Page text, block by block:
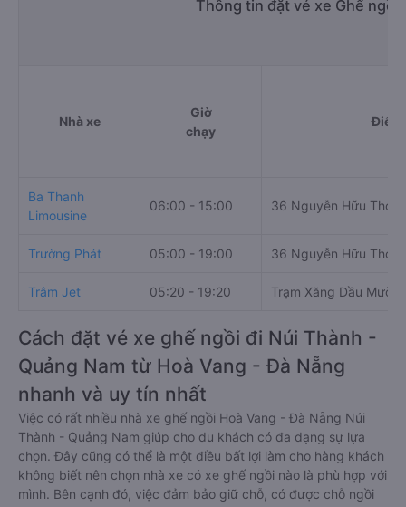
Thông tin đặt vé xe Ghế ngồi
Nhà xe
Giờ
chạy
Điểm
Ba Thanh
Limousine
06:00 - 15:00 36 Nguyễn Hữu Thọ
Trường Phát 05:00 - 19:00 36 Nguyễn Hữu Thọ
Trâm Jet 05:20 - 19:20 Trạm Xăng Dầu Mười
Cách đặt vé xe ghế ngồi đi Núi Thành -
Quảng Nam từ Hoà Vang - Đà Nẵng
nhanh và uy tín nhất
Việc có rất nhiều nhà xe ghế ngồi Hoà Vang - Đà Nẵng Núi
Thành - Quảng Nam giúp cho du khách có đa dạng sự lựa
chọn. Đây cũng có thể là một điều bất lợi làm cho hàng khách
không biết nên chọn nhà xe có xe ghế ngồi nào là phù hợp với
mình. Bên cạnh đó, việc đảm bảo giữ chỗ, có được chỗ ngồi